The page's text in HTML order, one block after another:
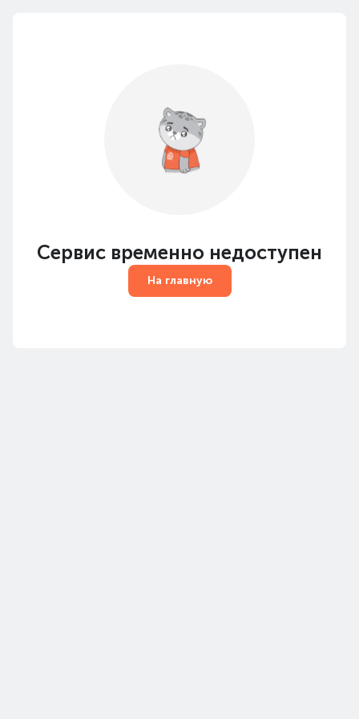
Сервис временно недоступен
На главную